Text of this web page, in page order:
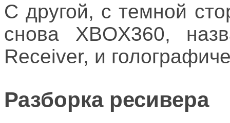
С другой, с темной
снова XBOX360,
Receiver, и
Разборка ресивера